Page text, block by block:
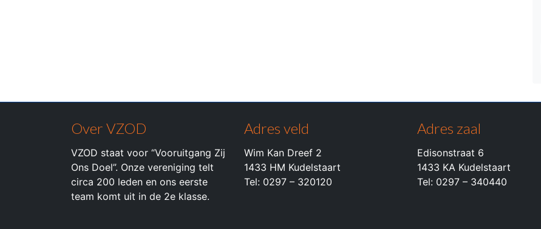
Over VZOD
VZOD staat voor “Vooruitgang Zij
Ons Doel”. Onze vereniging telt
circa 200 leden en ons eerste
team komt uit in de 2e klasse.
Adres veld
Wim Kan Dreef 2
1433 HM Kudelstaart
Tel: 0297 – 320120
Adres zaal
Edisonstraat 6
1433 KA Kudelstaart
Tel: 0297 – 340440